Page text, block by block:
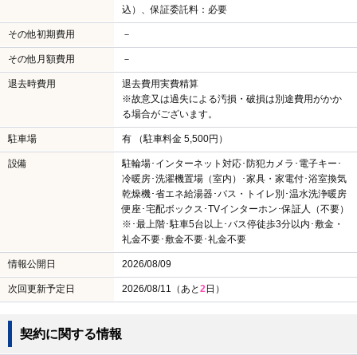
込）、保証委託料：必要
その他初期費用 －
その他月額費用 －
退去時費用
退去費用実費精算
※故意又は過失による汚損・破損は別途費用がかか
る場合がございます。
駐車場 有 （駐車料金 5,500円）
設備
駐輪場･インターネット対応･防犯カメラ･電子キー･
冷暖房･洗濯機置場（室内）･家具・家電付･浴室換気
乾燥機･省エネ給湯器･バス・トイレ別･温水洗浄暖房
便座･宅配ボックス･TVインターホン･保証人（不要）
※･最上階･駐車5台以上･バス停徒歩3分以内･敷金・
礼金不要･敷金不要･礼金不要
情報公開日 2026/08/09
次回更新予定日 2026/08/11（あと2日）
契約に関する情報